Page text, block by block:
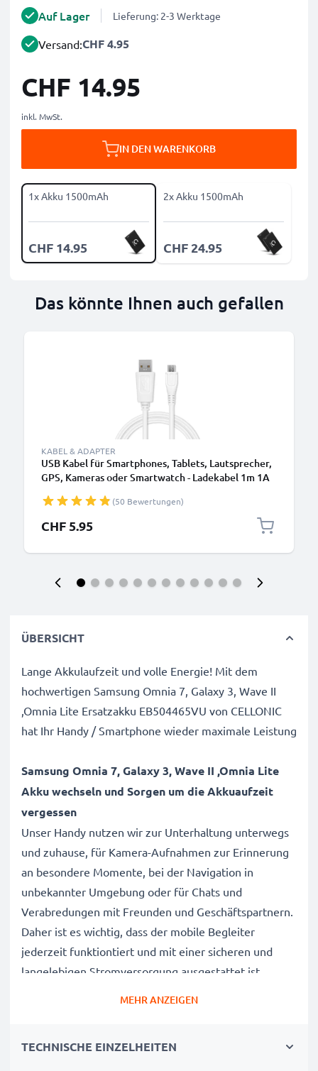
Auf Lager Lieferung: 2-3 Werktage
Versand:CHF 4.95
CHF 14.95
inkl. MwSt.
IN DEN WARENKORB
1x Akku 1500mAh
CHF 14.95
2x Akku 1500mAh
CHF 24.95
Das könnte Ihnen auch gefallen
KABEL & ADAPTER
USB Kabel für Smartphones, Tablets, Lautsprecher,
GPS, Kameras oder Smartwatch - Ladekabel 1m 1A
(50 Bewertungen)
CHF 5.95
ÜBERSICHT
Lange Akkulaufzeit und volle Energie! Mit dem
hochwertigen Samsung Omnia 7, Galaxy 3, Wave II
,Omnia Lite Ersatzakku EB504465VU von CELLONIC
hat Ihr Handy / Smartphone wieder maximale Leistung
Samsung Omnia 7, Galaxy 3, Wave II ,Omnia Lite
Akku wechseln und Sorgen um die Akkuaufzeit
vergessen
Unser Handy nutzen wir zur Unterhaltung unterwegs
und zuhause, für Kamera-Aufnahmen zur Erinnerung
an besondere Momente, bei der Navigation in
unbekannter Umgebung oder für Chats und
Verabredungen mit Freunden und Geschäftspartnern.
Daher ist es wichtig, dass der mobile Begleiter
jederzeit funktiontiert und mit einer sicheren und
langelebigen Stromversorgung ausgestattet ist.
Hintergrund speziell für das Omnia 7, Galaxy 3, Wave
MEHR ANZEIGEN
TECHNISCHE EINZELHEITEN